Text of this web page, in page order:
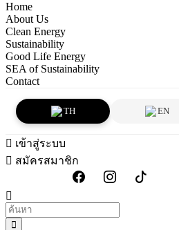
Home
About Us
Clean Energy
Sustainability
Good Life Energy
SEA of Sustainability
Contact
TH EN
เข้าสู่ระบบ
สมัครสมาชิก